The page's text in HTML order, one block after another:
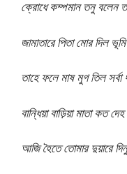
ক্রোধে কম্পমান তনু বলেন
জামাতারে পিতা মোর দিল
তাহে ফলে মাষ মুগ তিল
বান্ধিয়া বাড়িয়া মাতা কত
আজি হৈতে তোমার দুয়ারে